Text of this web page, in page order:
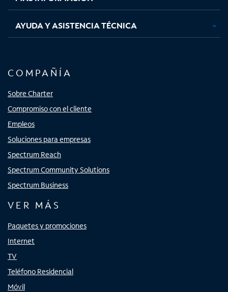
AYUDA Y ASISTENCIA TÉCNICA
COMPAÑÍA
Sobre Charter
Compromiso con el cliente
Empleos
Soluciones para empresas
Spectrum Reach
Spectrum Community Solutions
Spectrum Business
VER MÁS
Paquetes y promociones
Internet
TV
Teléfono Residencial
Móvil